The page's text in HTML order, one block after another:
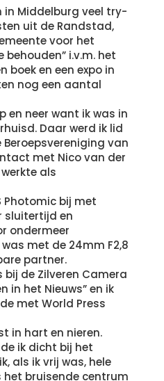
Middelburg veel try-
uit de Randstad,
voor het
i.v.m. het
boek en een expo in
nog een aantal
en neer want ik was in
Daar werd ik lid
Beroepsvereniging van
met Nico van der
als
Photomic bij met
sluitertijd en
ondermeer
met de 24mm F2,8
partner.
bij de Zilveren Camera
in het Nieuws” en ik
met World Press
in hart en nieren.
ik dicht bij het
als ik vrij was, hele
het bruisende centrum